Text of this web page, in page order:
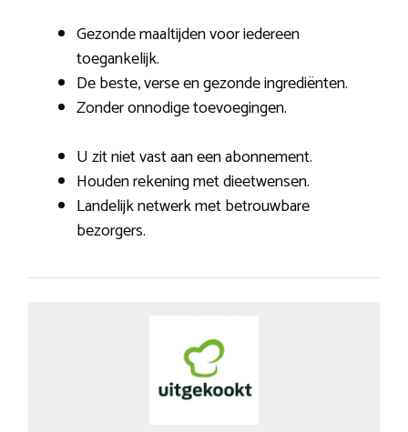
Gezonde maaltijden voor iedereen
toegankelijk.
De beste, verse en gezonde ingrediënten.
Zonder onnodige toevoegingen.
U zit niet vast aan een abonnement.
Houden rekening met dieetwensen.
Landelijk netwerk met betrouwbare
bezorgers.